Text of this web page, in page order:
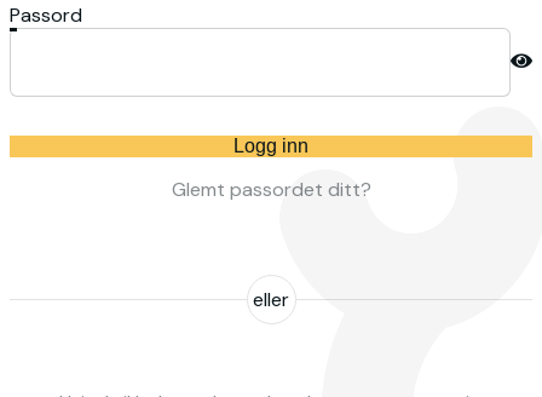
Passord
Logg inn
Glemt passordet ditt?
eller